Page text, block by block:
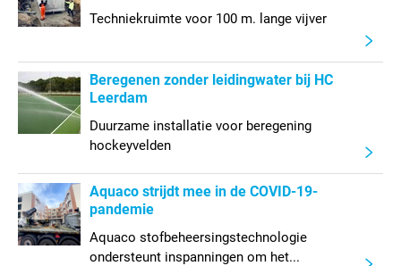
Techniekruimte voor 100 m. lange vijver
Beregenen zonder leidingwater bij HC
Leerdam
Duurzame installatie voor beregening
hockeyvelden
Aquaco strijdt mee in de COVID-19-
pandemie
Aquaco stofbeheersingstechnologie
ondersteunt inspanningen om het...